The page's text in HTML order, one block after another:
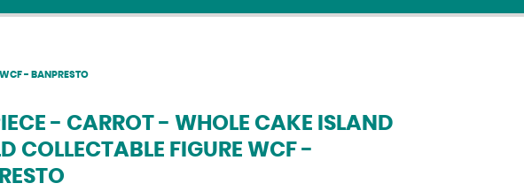
- BANPRESTO
- CARROT - WHOLE CAKE ISLAND
COLLECTABLE FIGURE WCF -